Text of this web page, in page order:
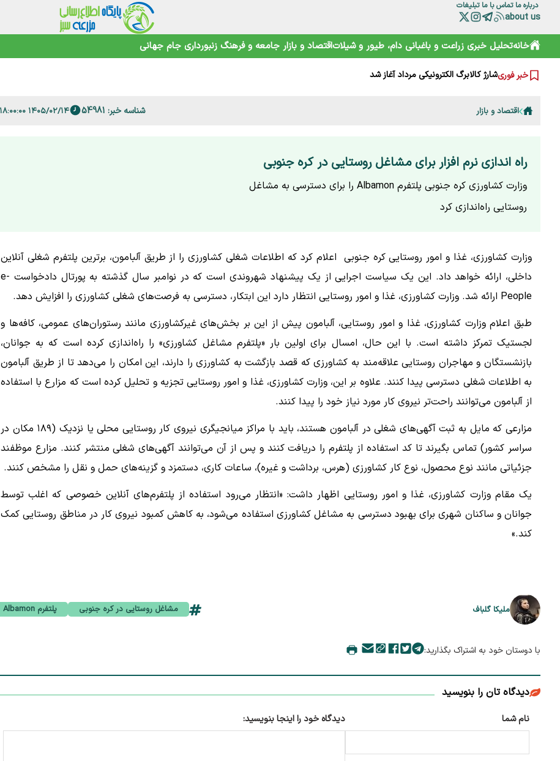
درباره ما تماس با ما تبلیغات
about us
خانهتحلیل خبری زراعت و باغبانی دام، طیور و شیلاتاقتصاد و بازار جامعه و فرهنگ زنبورداری جام جهانی
خبر فوری
خرید آسان «ناس» در سوپرمارکت‌ها؛ دامی دلربا برای کودکان
ترامپ از کدام مذاکره می‌گوید؟ روایت مبهم از پشت‌پرده خلیج فارس
شارژ کالابرگ الکترونیکی مرداد آغاز شد
هوشمند سازی صنعت دام و طیور راه توسعه و پیشرفت
بایوکراسی؛ چارچوبی نوین برای تقویت تاب‌آوری محیط‌زیست و امنیت غذایی در عصر تغییرات اقلیمی
گوزن زرد ایرانی؛ از شایعه ذبح تا سفر به خانه جدید
تقویم نوغانداری در ایران چگونه تعیین می‌شود؟
اقتصاد و بازار شناسه خبر: 54981 ۱۴۰۵/۰۲/۱۴ ۱۸:۰۰:۰۰
راه اندازی نرم افزار برای مشاغل روستایی در کره جنوبی
وزارت کشاورزی کره جنوبی پلتفرم Albamon را برای دسترسی به مشاغل
روستایی راه‌اندازی کرد
وزارت کشاورزی، غذا و امور روستایی کره جنوبی اعلام کرد که اطلاعات شغلی کشاورزی را از طریق آلبامون، برترین پلتفرم شغلی آنلاین
داخلی، ارائه خواهد داد. این یک سیاست اجرایی از یک پیشنهاد شهروندی است که در نوامبر سال گذشته به پورتال دادخواست e-
People ارائه شد. وزارت کشاورزی، غذا و امور روستایی انتظار دارد این ابتکار، دسترسی به فرصت‌های شغلی کشاورزی را افزایش دهد.
طبق اعلام وزارت کشاورزی، غذا و امور روستایی، آلبامون پیش از این بر بخش‌های غیرکشاورزی مانند رستوران‌های عمومی، کافه‌ها و
لجستیک تمرکز داشته است. با این حال، امسال برای اولین بار «پلتفرم مشاغل کشاورزی» را راه‌اندازی کرده است که به جوانان،
بازنشستگان و مهاجران روستایی علاقه‌مند به کشاورزی که قصد بازگشت به کشاورزی را دارند، این امکان را می‌دهد تا از طریق آلبامون
به اطلاعات شغلی دسترسی پیدا کنند. علاوه بر این، وزارت کشاورزی، غذا و امور روستایی تجزیه و تحلیل کرده است که مزارع با استفاده
از آلبامون می‌توانند راحت‌تر نیروی کار مورد نیاز خود را پیدا کنند.
مزارعی که مایل به ثبت آگهی‌های شغلی در آلبامون هستند، باید با مراکز میانجیگری نیروی کار روستایی محلی یا نزدیک (۱۸۹ مکان در
سراسر کشور) تماس بگیرند تا کد استفاده از پلتفرم را دریافت کنند و پس از آن می‌توانند آگهی‌های شغلی منتشر کنند. مزارع موظفند
جزئیاتی مانند نوع محصول، نوع کار کشاورزی (هرس، برداشت و غیره)، ساعات کاری، دستمزد و گزینه‌های حمل و نقل را مشخص کنند.
یک مقام وزارت کشاورزی، غذا و امور روستایی اظهار داشت: «انتظار می‌رود استفاده از پلتفرم‌های آنلاین خصوصی که اغلب توسط
جوانان و ساکنان شهری برای بهبود دسترسی به مشاغل کشاورزی استفاده می‌شود، به کاهش کمبود نیروی کار در مناطق روستایی کمک
کند.»
ملیکا گلباف مشاغل روستایی در کره جنوبی پلتفرم Albamon
با دوستان خود به اشتراک بگذارید:
دیدگاه تان را بنویسید
نام شما دیدگاه خود را اینجا بنویسید: